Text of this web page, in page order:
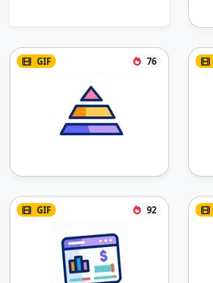
GIF 76
GIF 92